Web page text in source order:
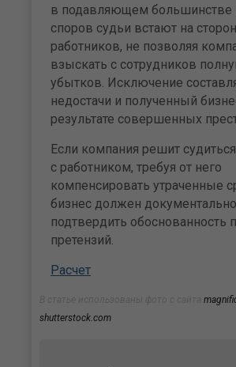
в подавляющем большинстве
споров судьи встают на
работников, не позволяя
взыскать с сотрудников
убытков. Исключение
недостачи и полученный
результате совершенных
Если компания решит судиться
с работником, требуя от него
компенсировать утраченные
бизнес должен документально
подтвердить обоснованность
претензий.
Расчет
shutterstock.com